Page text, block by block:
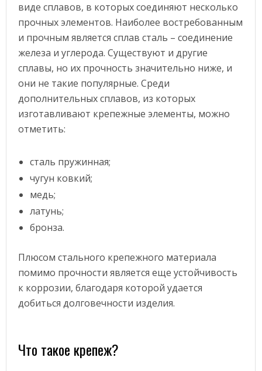
виде сплавов, в которых соединяют несколько
прочных элементов. Наиболее востребованным
и прочным является сплав сталь – соединение
железа и углерода. Существуют и другие
сплавы, но их прочность значительно ниже, и
они не такие популярные. Среди
дополнительных сплавов, из которых
изготавливают крепежные элементы, можно
отметить:
сталь пружинная;
чугун ковкий;
медь;
латунь;
бронза.
Плюсом стального крепежного материала
помимо прочности является еще устойчивость
к коррозии, благодаря которой удается
добиться долговечности изделия.
Что такое крепеж?